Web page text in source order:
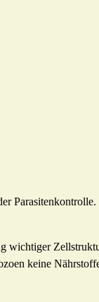
Parasitenkontrolle.
wichtiger
keine